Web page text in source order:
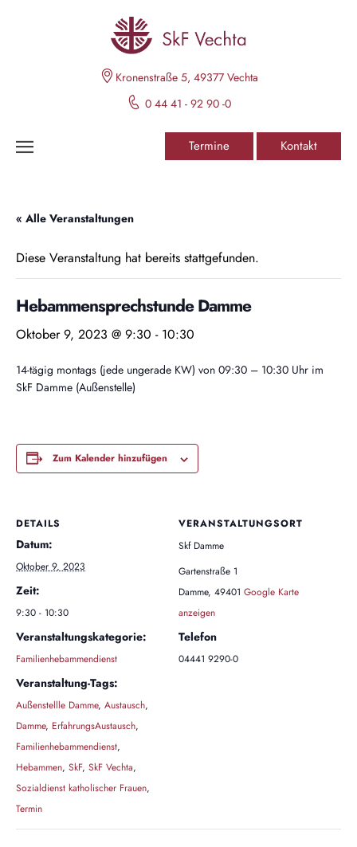
Kronenstraße 5, 49377 Vechta
0 44 41 - 92 90 -0
Termine Kontakt
« Alle Veranstaltungen
Diese Veranstaltung hat bereits stattgefunden.
Hebammensprechstunde Damme
Oktober 9, 2023 @ 9:30 - 10:30
14-tägig montags (jede ungerade KW) von 09:30 – 10:30 Uhr im
SkF Damme (Außenstelle)
Zum Kalender hinzufügen
DETAILS
Datum:
Oktober 9, 2023
Zeit:
9:30 - 10:30
Veranstaltungskategorie:
Familienhebammendienst
Veranstaltung-Tags:
Außenstellle Damme, Austausch,
Damme, ErfahrungsAustausch,
Familienhebammendienst,
Hebammen, SkF, SkF Vechta,
Sozialdienst katholischer Frauen,
Termin
VERANSTALTUNGSORT
Skf Damme
Gartenstraße 1
Damme, 49401 Google Karte
anzeigen
Telefon
04441 9290-0